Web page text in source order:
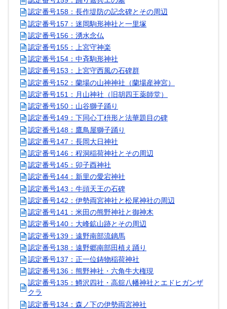
認定番号158：長作堤防の記念碑とその周辺
認定番号157：迷岡駒形神社と一里塚
認定番号156：湧水念仏
認定番号155：上宮守神楽
認定番号154：中斉駒形神社
認定番号153：上宮守西風の石碑群
認定番号152：蘭場の山神神社（蘭場産神宮）
認定番号151：月山神社（旧胡四王薬師堂）
認定番号150：山谷獅子踊り
認定番号149：下同心丁枡形と法華題目の碑
認定番号148：鷹鳥屋獅子踊り
認定番号147：長岡大日神社
認定番号146：程洞稲荷神社とその周辺
認定番号145：卯子酉神社
認定番号144：新里の愛宕神社
認定番号143：牛頭天王の石碑
認定番号142：伊勢両宮神社と松尾神社の周辺
認定番号141：米田の熊野神社と御神木
認定番号140：大峰鉱山跡とその周辺
認定番号139：遠野南部流鏑馬
認定番号138：遠野郷南部田植え踊り
認定番号137：正一位鋳物稲荷神社
認定番号136：熊野神社・六角牛大権現
認定番号135：鱒沢四社・高舘八幡神社とエドヒガンザ
クラ
認定番号134：森ノ下の伊勢両宮神社